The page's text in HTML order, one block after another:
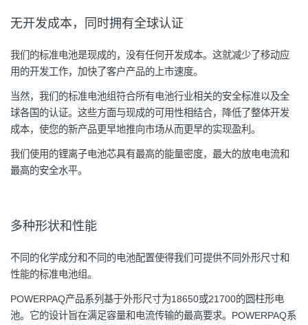
无开发成本，同时拥有全球认证
我们的标准电池是现成的，没有任何开发成本。这就减少了移动应
用的开发工作，加快了客户产品的上市速度。
当然，我们的标准电池组符合所有电池行业相关的安全标准以及全
球各国的认证。这些方面与现成的可用性相结合，降低了整体开发
成本，使您的新产品更早地推向市场从而更早的实现盈利。
我们使用的锂离子电池芯具有最高的能量密度，最大的放电电流和
最高的安全水平。
多种形状和性能
不同的化学成分和不同的电池配置使得我们可提供不同外形尺寸和
性能的标准电池组。
POWERPAQ产品系列基于外形尺寸为18650或21700的圆柱形电
池。它的设计旨在满足容量和电流传输的最高要求。POWERPAQ系